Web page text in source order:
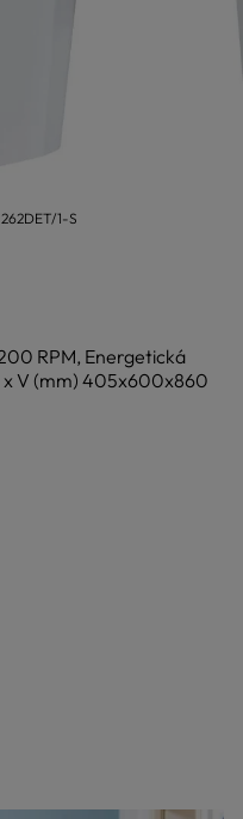
1-S
RPM, Energetická
x V (mm) 405x600x860